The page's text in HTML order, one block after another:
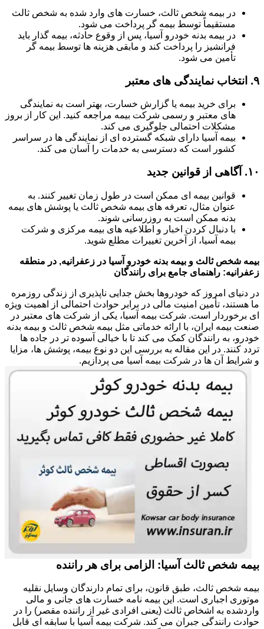
در بیمه شخص ثالث، خسارت های وارد شده به شخص ثالث
مستقیماً توسط بیمه گر پرداخت می شود.
در بیمه بدنه خودرو آسیا، پس از وقوع حادثه، بیمه گذار باید
فرانشیز را پرداخت کند و مابقی هزینه ها توسط بیمه گر
تأمین می شود.
۹. انتخاب نمایندگی های معتبر
برای خرید بیمه یا گزارش خسارت، بهتر است به نمایندگی
های معتبر و رسمی شرکت بیمه مراجعه کنید. این کار از بروز
مشکلات احتمالی جلوگیری می کند.
بیمه آسیا دارای شبکه گسترده ای از نمایندگی ها در سراسر
کشور است که دسترسی به خدمات را آسان می کند.
۱۰. آگاهی از قوانین جدید
قوانین بیمه ای ممکن است در طول زمان تغییر کنند. به
عنوان مثال، تعرفه های بیمه شخص ثالث یا پوشش های بیمه
بدنه ممکن است به روزرسانی شوند.
با دنبال کردن اخبار و اطلاعیه های بیمه مرکزی و شرکت
بیمه آسیا، از آخرین تغییرات مطلع شوید.
بیمه شخص ثالث و بیمه بدنه خودرو آسیا در زعفرانیه, در منطقه
زعفرانیه: راهنمای جامع برای رانندگان
در دنیای امروز که خودروها بخش جدایی ناپذیری از زندگی روزمره
ما هستند، تأمین امنیت مالی در برابر حوادث احتمالی از اهمیت ویژه
ای برخوردار است. شرکت بیمه آسیا، یکی از شرکت های معتبر در
صنعت بیمه ایران، با ارائه خدماتی مثل بیمه شخص ثالث و بیمه بدنه
خودرو، به رانندگان کمک می کند تا با خیالی آسوده تر در جاده ها
تردد کنند. در این مقاله به بررسی این دو نوع بیمه، پوشش ها، مزایا
و شرایط آن ها در شرکت بیمه آسیا می پردازیم.
بیمه شخص ثالث آسیا: الزامی برای هر راننده
بیمه شخص ثالث، طبق قانون، برای تمام دارندگان وسایل نقلیه
موتوری اجباری است. این بیمه نامه خسارت های جانی و مالی
واردشده به اشخاص ثالث (یعنی افرادی غیر از راننده مقصر) را در
حوادث رانندگی جبران می کند. شرکت بیمه آسیا با سابقه ای قابل